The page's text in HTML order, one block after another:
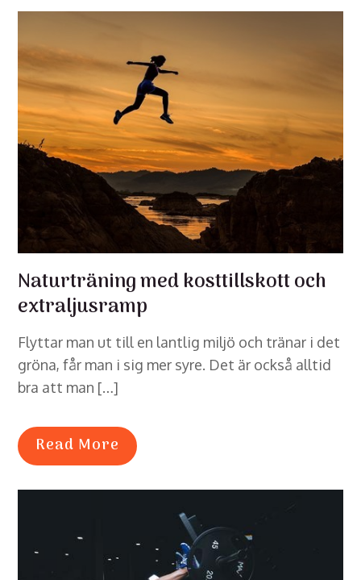
Naturträning med kosttillskott och
extraljusramp
Flyttar man ut till en lantlig miljö och tränar i det
gröna, får man i sig mer syre. Det är också alltid
bra att man […]
Read More